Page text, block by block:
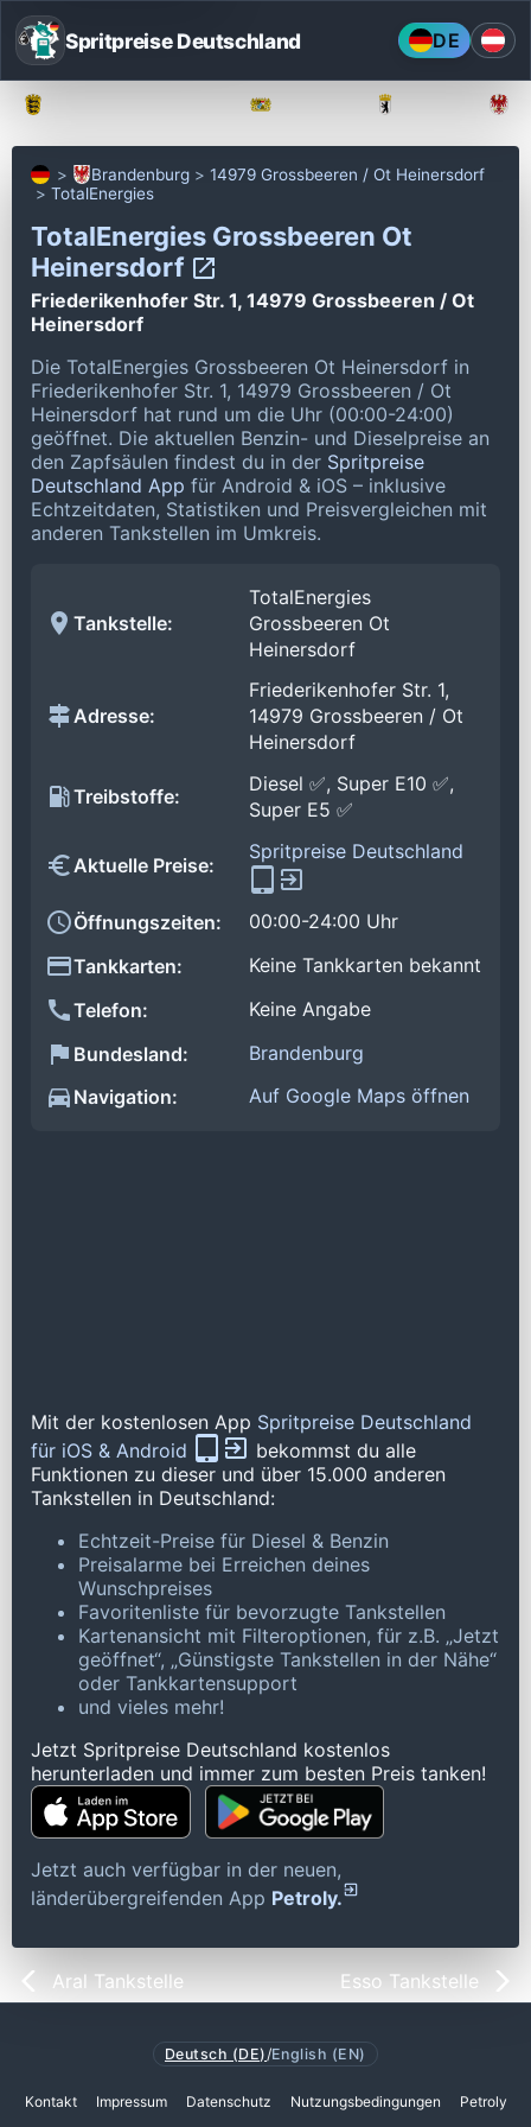
Spritpreise Deutschland DE
Brandenburg
14979 Grossbeeren / Ot Heinersdorf
TotalEnergies
TotalEnergies Grossbeeren Ot
Heinersdorf
Friederikenhofer Str. 1, 14979 Grossbeeren / Ot
Heinersdorf
Die TotalEnergies Grossbeeren Ot Heinersdorf in
Friederikenhofer Str. 1, 14979 Grossbeeren / Ot
Heinersdorf hat rund um die Uhr (00:00-24:00)
geöffnet. Die aktuellen Benzin- und Dieselpreise an
den Zapfsäulen findest du in der Spritpreise
Deutschland App für Android & iOS – inklusive
Echtzeitdaten, Statistiken und Preisvergleichen mit
anderen Tankstellen im Umkreis.
Tankstelle:
TotalEnergies
Grossbeeren Ot
Heinersdorf
Adresse:
Friederikenhofer Str. 1,
14979 Grossbeeren / Ot
Heinersdorf
Treibstoffe:
Diesel ✅, Super E10 ✅,
Super E5 ✅
Aktuelle Preise:
Spritpreise Deutschland
Öffnungszeiten:
00:00-24:00 Uhr
Tankkarten:
Keine Tankkarten bekannt
Telefon:
Keine Angabe
Bundesland:
Brandenburg
Navigation:
Auf Google Maps öffnen
Mit der kostenlosen App Spritpreise Deutschland
für iOS & Android
bekommst du alle
Funktionen zu dieser und über 15.000 anderen
Tankstellen in Deutschland:
Echtzeit-Preise für Diesel & Benzin
Preisalarme bei Erreichen deines
Wunschpreises
Favoritenliste für bevorzugte Tankstellen
Kartenansicht mit Filteroptionen, für z.B. „Jetzt
geöffnet“, „Günstigste Tankstellen in der Nähe“
oder Tankkartensupport
und vieles mehr!
Jetzt Spritpreise Deutschland kostenlos
herunterladen und immer zum besten Preis tanken!
Jetzt auch verfügbar in der neuen,
länderübergreifenden App Petroly.
Aral Tankstelle Esso Tankstelle
Deutsch (DE) /English (EN)
Kontakt Impressum Datenschutz Nutzungsbedingungen Petroly